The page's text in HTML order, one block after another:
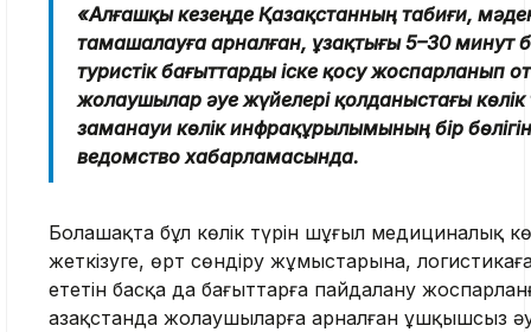
«Алғашқы кезеңде Қазақстанның табиғи,
тамашалауға арналған, ұзақтығы 5–30 минут
туристік бағыттарды іске қосу
жолаушылар әуе жүйелері қолданыстағы көлік
заманауи көлік инфрақұрылымының бір
ведомство хабарламасында.
Болашақта бұл көлік түрін шұғыл медициналық
жеткізуге, өрт сөндіру жұмыстарына,
ететін басқа да бағыттарға пайдалану
Қазақстанда жолаушыларға арналған ұшқышсыз